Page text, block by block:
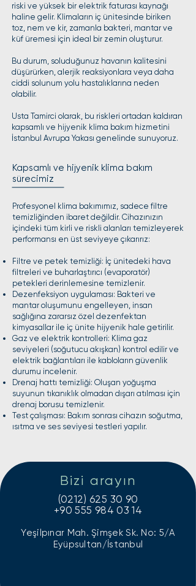
riski ve yüksek bir elektrik faturası kaynağı
haline gelir. Klimaların iç ünitesinde biriken
toz, nem ve kir, zamanla bakteri, mantar ve
küf üremesi için ideal bir zemin oluşturur.
Bu durum, soluduğunuz havanın kalitesini
düşürürken, alerjik reaksiyonlara veya daha
ciddi solunum yolu hastalıklarına neden
olabilir.
Usta Tamirci olarak, bu riskleri ortadan kaldıran
kapsamlı ve hijyenik klima bakım hizmetini
İstanbul Avrupa Yakası genelinde sunuyoruz.
Kapsamlı ve hijyenik klima bakım
sürecimiz
Profesyonel klima bakımımız, sadece filtre
temizliğinden ibaret değildir. Cihazınızın
içindeki tüm kirli ve riskli alanları temizleyerek
performansı en üst seviyeye çıkarırız:
Filtre ve petek temizliği: İç ünitedeki hava
filtreleri ve buharlaştırıcı (evaporatör)
petekleri derinlemesine temizlenir.
Dezenfeksiyon uygulaması: Bakteri ve
mantar oluşumunu engelleyen, insan
sağlığına zararsız özel dezenfektan
kimyasallar ile iç ünite hijyenik hale getirilir.
Gaz ve elektrik kontrolleri: Klima gaz
seviyeleri (soğutucu akışkan) kontrol edilir ve
elektrik bağlantıları ile kabloların güvenlik
durumu incelenir.
Drenaj hattı temizliği: Oluşan yoğuşma
suyunun tıkanıklık olmadan dışarı atılması için
drenaj borusu temizlenir.
Test çalışması: Bakım sonrası cihazın soğutma,
ısıtma ve ses seviyesi testleri yapılır.
Bizi arayın
(0212) 625 30 90
+90 555 984 03 14
Yeşilpınar Mah. Şimşek Sk. No: 5/A
Eyüpsultan/İstanbul